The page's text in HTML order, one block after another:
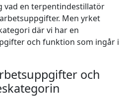
vad en terpentindestillatör
Men yrket
där vi har en
och funktion som ingår i
och